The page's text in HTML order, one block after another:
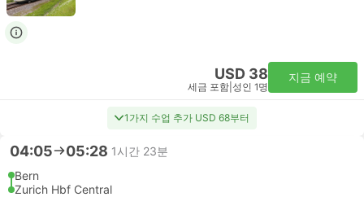
USD 38
세금 포함 성인 1명
지금 예약
1가지 수업 추가 USD 68부터
04:05 05:28 1시간 23분
Bern
Zurich Hbf Central